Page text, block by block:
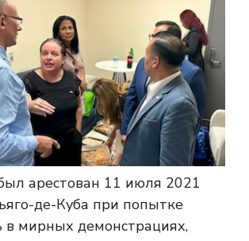
арестован 11 июля 2021
де-Куба при попытке
в мирных демонстрациях,